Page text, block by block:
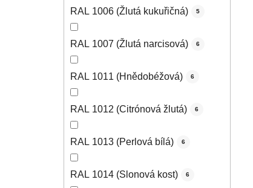
RAL 1006 (Žlutá kukuřičná) 5
RAL 1007 (Žlutá narcisová) 6
RAL 1011 (Hnědobéžová) 6
RAL 1012 (Citrónová žlutá) 6
RAL 1013 (Perlová bílá) 6
RAL 1014 (Slonová kost) 6